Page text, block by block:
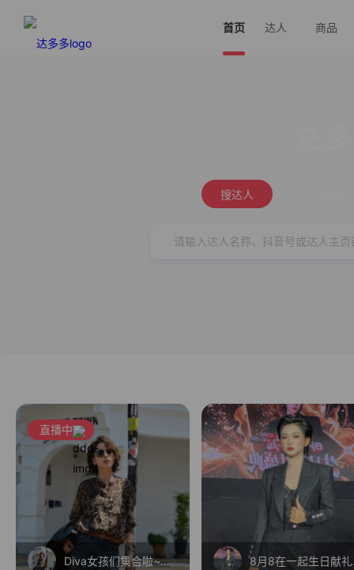
首页 达人 商品
搜达人
直播中
Diva女孩们集合啦~意大利料特产来啦！ 8